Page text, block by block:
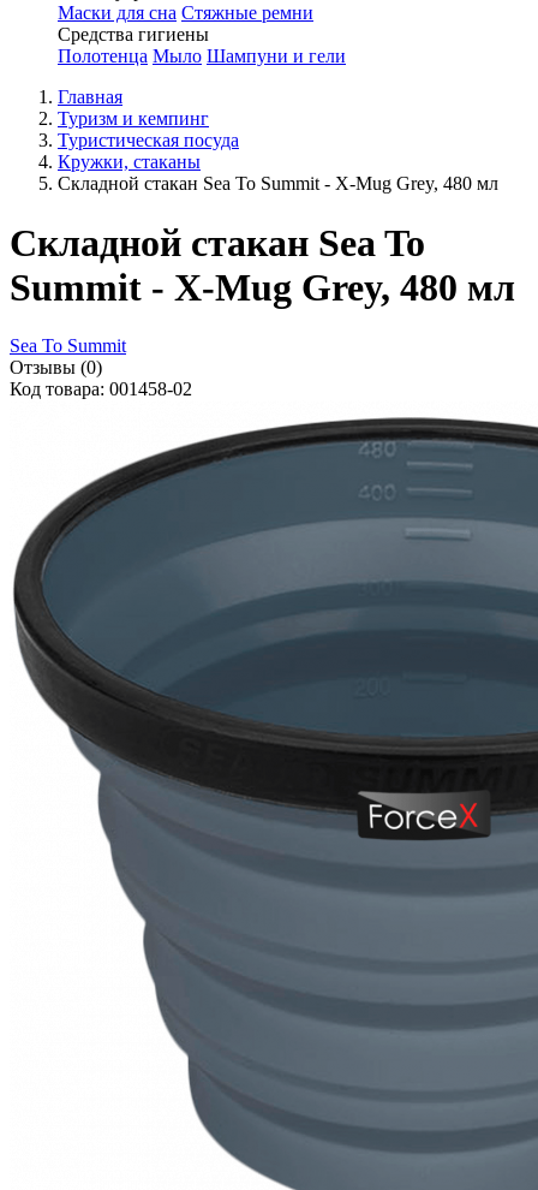
Маски для сна Стяжные ремни
Средства гигиены
Полотенца Мыло Шампуни и гели
Главная
Туризм и кемпинг
Туристическая посуда
Кружки, стаканы
Складной стакан Sea To Summit - X-Mug Grey, 480 мл
Складной стакан Sea To
Summit - X-Mug Grey, 480 мл
Sea To Summit
Отзывы (0)
Код товара: 001458-02